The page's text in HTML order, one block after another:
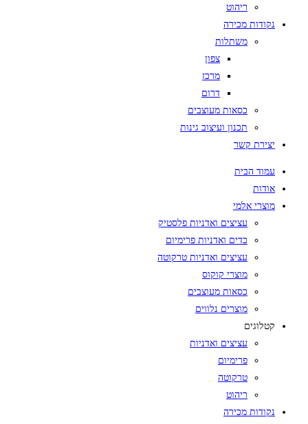
ריהוט
נקודות מכירה
משתלות
צפון
מרכז
דרום
כסאות מעוצבים
תכנון ועיצוב גינות
יצירת קשר
עמוד הבית
אודות
מוצרי אלמי
עציצים ואדניות פלסטיק
כדים ואדניות פרימיום
עציצים ואדניות טרקוטה
מוצרי קוקוס
כסאות מעוצבים
מוצרים נלווים
קטלוגים
עציצים ואדניות
פרימיום
טרקוטה
ריהוט
נקודות מכירה